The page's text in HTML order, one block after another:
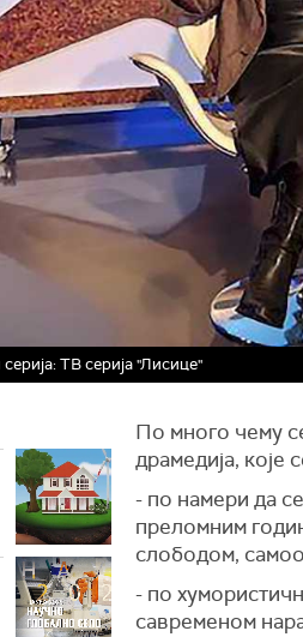
ТВ серија "Лисице"
По много чему
драмедија, које
- по намери да
преломним
слободом,
- по
савременом